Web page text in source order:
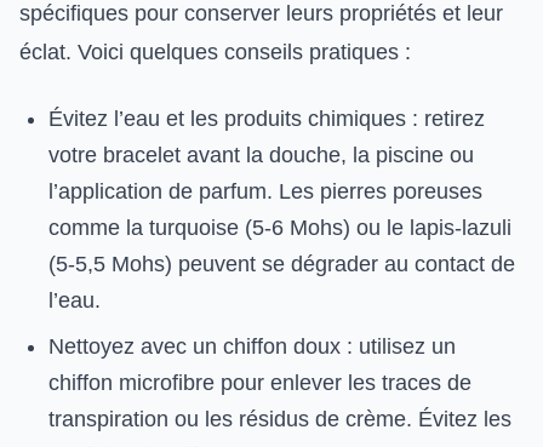
spécifiques pour conserver leurs propriétés et leur
éclat. Voici quelques conseils pratiques :
Évitez l’eau et les produits chimiques : retirez
votre bracelet avant la douche, la piscine ou
l’application de parfum. Les pierres poreuses
comme la turquoise (5-6 Mohs) ou le lapis-lazuli
(5-5,5 Mohs) peuvent se dégrader au contact de
l’eau.
Nettoyez avec un chiffon doux : utilisez un
chiffon microfibre pour enlever les traces de
transpiration ou les résidus de crème. Évitez les